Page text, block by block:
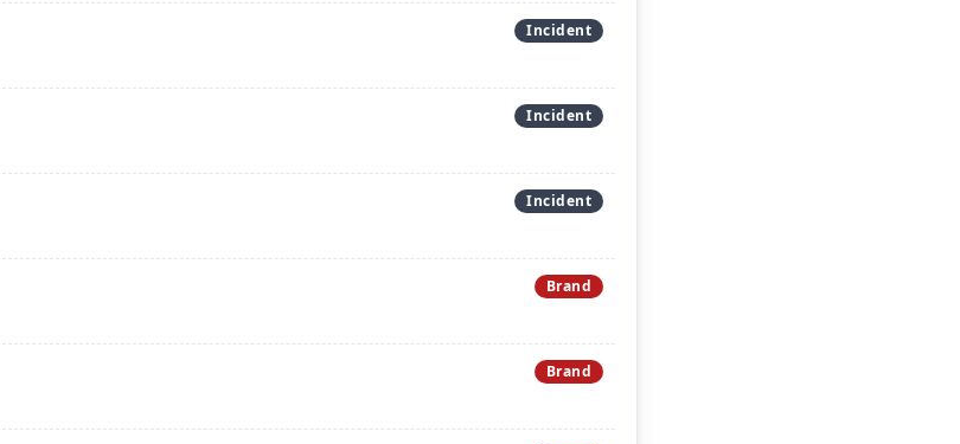
Incident
Incident
Incident
Brand
Brand